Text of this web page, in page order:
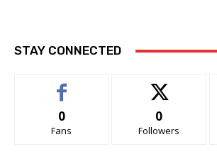
STAY CONNECTED
0
Fans
0
Followers